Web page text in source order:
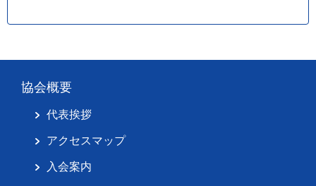
協会概要
代表挨拶
アクセスマップ
入会案内